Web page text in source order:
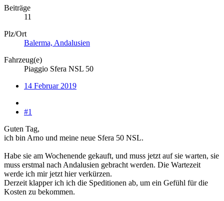
Beiträge
11
Plz/Ort
Balerma, Andalusien
Fahrzeug(e)
Piaggio Sfera NSL 50
14 Februar 2019
#1
Guten Tag,
ich bin Arno und meine neue Sfera 50 NSL.
Habe sie am Wochenende gekauft, und muss jetzt auf sie warten, sie
muss erstmal nach Andalusien gebracht werden. Die Wartezeit
werde ich mir jetzt hier verkürzen.
Derzeit klapper ich ich die Speditionen ab, um ein Gefühl für die
Kosten zu bekommen.